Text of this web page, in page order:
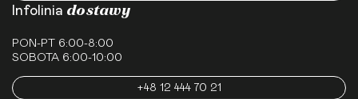
Infolinia dostawy
PON-PT 6:00-8:00
SOBOTA 6:00-10:00
+48 12 444 70 21